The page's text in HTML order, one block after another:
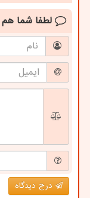
لطفا شما هم
درج دیدگاه